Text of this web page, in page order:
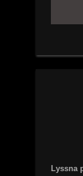
Lyssna